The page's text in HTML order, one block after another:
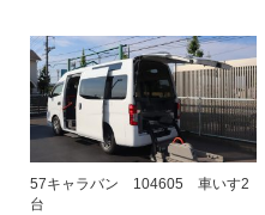
57キャラバン 104605 車いす2
台